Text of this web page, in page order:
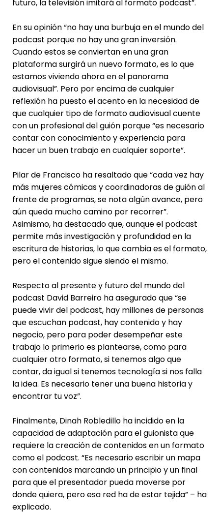
futuro, la televisión imitará al formato podcast”.
En su opinión “no hay una burbuja en el mundo del
podcast porque no hay una gran inversión.
Cuando estos se conviertan en una gran
plataforma surgirá un nuevo formato, es lo que
estamos viviendo ahora en el panorama
audiovisual”. Pero por encima de cualquier
reflexión ha puesto el acento en la necesidad de
que cualquier tipo de formato audiovisual cuente
con un profesional del guión porque “es necesario
contar con conocimiento y experiencia para
hacer un buen trabajo en cualquier soporte”.
Pilar de Francisco ha resaltado que “cada vez hay
más mujeres cómicas y coordinadoras de guión al
frente de programas, se nota algún avance, pero
aún queda mucho camino por recorrer”.
Asimismo, ha destacado que, aunque el podcast
permite más investigación y profundidad en la
escritura de historias, lo que cambia es el formato,
pero el contenido sigue siendo el mismo.
Respecto al presente y futuro del mundo del
podcast David Barreiro ha asegurado que “se
puede vivir del podcast, hay millones de personas
que escuchan podcast, hay contenido y hay
negocio, pero para poder desempeñar este
trabajo lo primerio es plantearse, como para
cualquier otro formato, si tenemos algo que
contar, da igual si tenemos tecnología si nos falla
la idea. Es necesario tener una buena historia y
encontrar tu voz”.
Finalmente, Dinah Robledillo ha incidido en la
capacidad de adaptación para el guionista que
requiere la creación de contenidos en un formato
como el podcast. “Es necesario escribir un mapa
con contenidos marcando un principio y un final
para que el presentador pueda moverse por
donde quiera, pero esa red ha de estar tejida” – ha
explicado.